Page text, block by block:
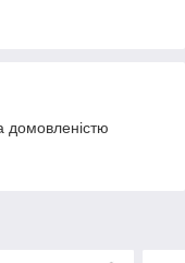
домовленістю